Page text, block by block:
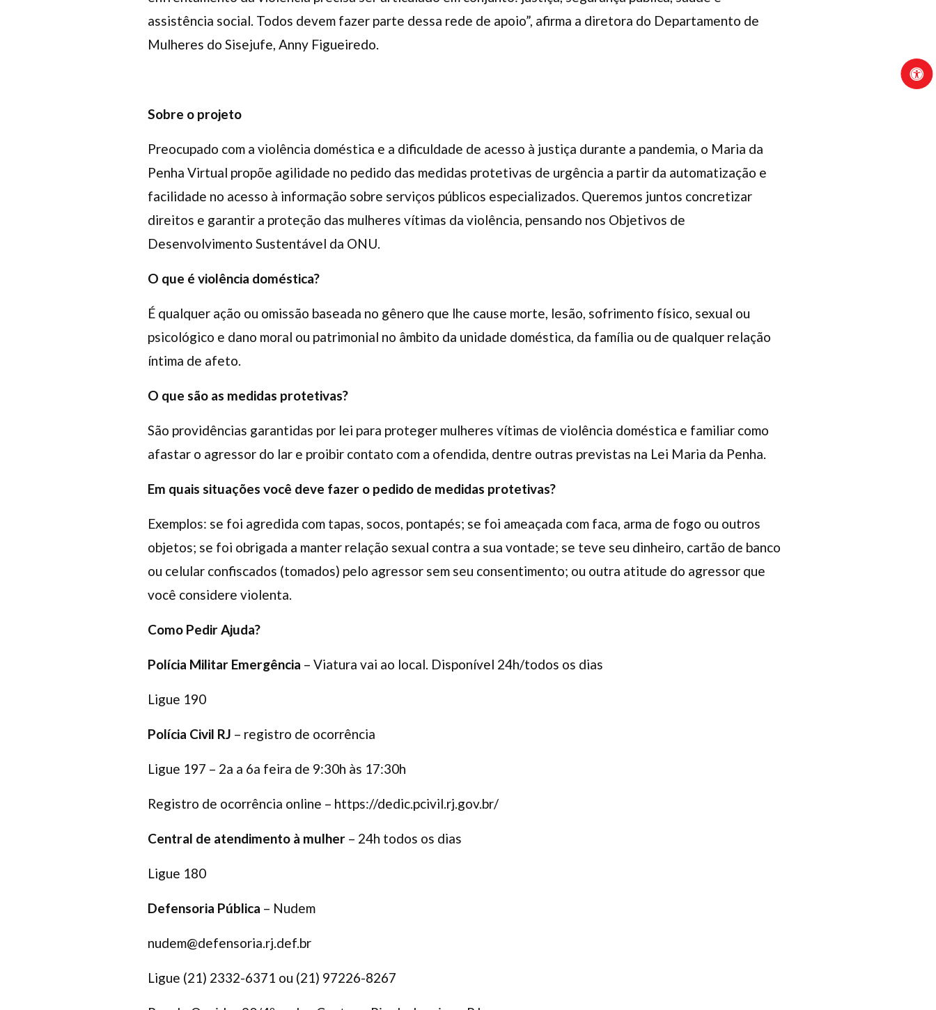
assistência social. Todos devem fazer parte dessa rede de apoio”, afirma a diretora do Departamento de
Mulheres do Sisejufe, Anny Figueiredo.
Sobre o projeto
Preocupado com a violência doméstica e a dificuldade de acesso à justiça durante a pandemia, o Maria da
Penha Virtual propõe agilidade no pedido das medidas protetivas de urgência a partir da automatização e
facilidade no acesso à informação sobre serviços públicos especializados. Queremos juntos concretizar
direitos e garantir a proteção das mulheres vítimas da violência, pensando nos Objetivos de
Desenvolvimento Sustentável da ONU.
O que é violência doméstica?
É qualquer ação ou omissão baseada no gênero que lhe cause morte, lesão, sofrimento físico, sexual ou
psicológico e dano moral ou patrimonial no âmbito da unidade doméstica, da família ou de qualquer relação
íntima de afeto.
O que são as medidas protetivas?
São providências garantidas por lei para proteger mulheres vítimas de violência doméstica e familiar como
afastar o agressor do lar e proibir contato com a ofendida, dentre outras previstas na Lei Maria da Penha.
Em quais situações você deve fazer o pedido de medidas protetivas?
Exemplos: se foi agredida com tapas, socos, pontapés; se foi ameaçada com faca, arma de fogo ou outros
objetos; se foi obrigada a manter relação sexual contra a sua vontade; se teve seu dinheiro, cartão de banco
ou celular confiscados (tomados) pelo agressor sem seu consentimento; ou outra atitude do agressor que
você considere violenta.
Como Pedir Ajuda?
Polícia Militar Emergência – Viatura vai ao local. Disponível 24h/todos os dias
Ligue 190
Polícia Civil RJ – registro de ocorrência
Ligue 197 – 2a a 6a feira de 9:30h às 17:30h
Registro de ocorrência online – https://dedic.pcivil.rj.gov.br/
Central de atendimento à mulher – 24h todos os dias
Ligue 180
Defensoria Pública – Nudem
nudem@defensoria.rj.def.br
Ligue (21) 2332-6371 ou (21) 97226-8267